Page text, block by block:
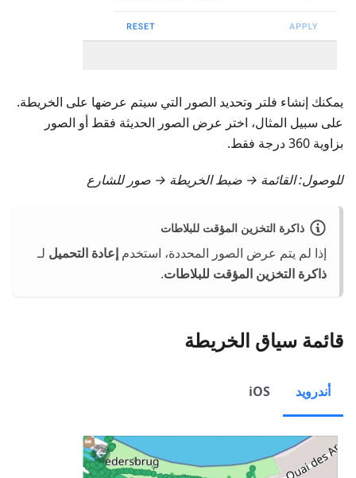
يمكنك إنشاء فلتر وتحديد الصور التي سيتم عرضها على الخريطة.
على سبيل المثال، اختر عرض الصور الحديثة فقط أو الصور
بزاوية 360 درجة فقط.
للوصول:القائمة → ضبط الخريطة → صور للشارع
ذاكرة التخزين المؤقت للبلاطات
إذا لم يتم عرض الصور المحددة، استخدم إعادة التحميل لـ
ذاكرة التخزين المؤقت للبلاطات.
قائمة سياق الخريطة
أندرويد iOS